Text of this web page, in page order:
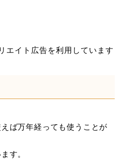
エイト広告を利用しています
ば万年経っても使うことが
す。